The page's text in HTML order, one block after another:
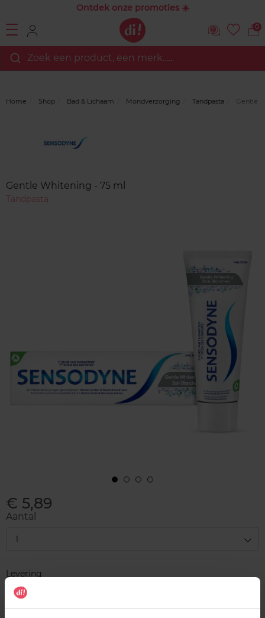
Ontdek onze promoties ☀️
0
Zoek een product, een merk…...
Home Shop Bad & Lichaam Mondverzorging Tandpasta Gentle
Gentle Whitening - 75 ml
Tandpasta
€ 5,89
Aantal
1
Levering
Voorradig
In winkelmandje